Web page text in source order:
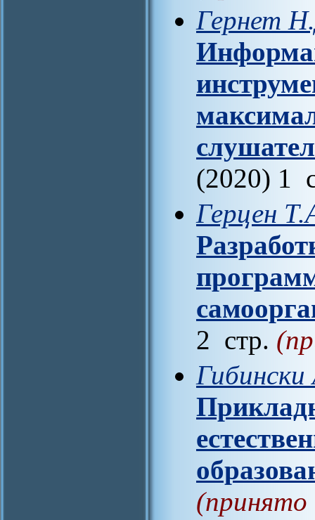
Гернет
(2020) 1
Герцен
2 стр.
(принято